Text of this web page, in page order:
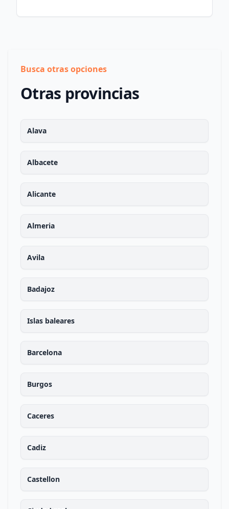
Busca otras opciones
Otras provincias
Alava
Albacete
Alicante
Almeria
Avila
Badajoz
Islas baleares
Barcelona
Burgos
Caceres
Cadiz
Castellon